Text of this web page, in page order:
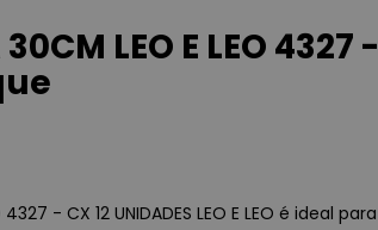
30CM LEO E LEO
4327 - CX 12 UNIDADES LEO E LEO é